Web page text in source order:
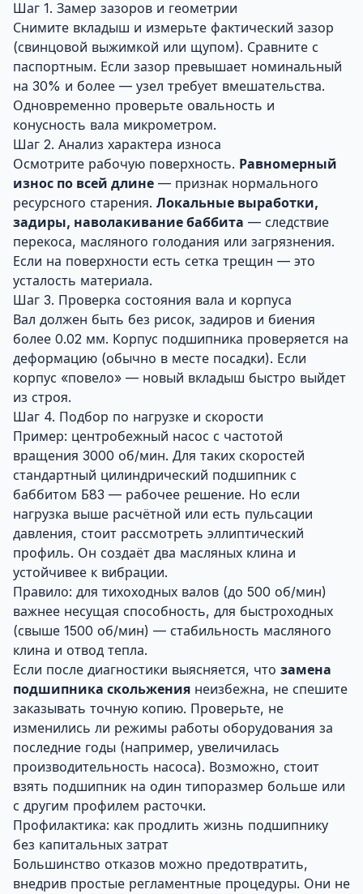
Шаг 1. Замер зазоров и геометрии
Снимите вкладыш и измерьте фактический зазор
(свинцовой выжимкой или щупом). Сравните с
паспортным. Если зазор превышает номинальный
на 30% и более — узел требует вмешательства.
Одновременно проверьте овальность и
конусность вала микрометром.
Шаг 2. Анализ характера износа
Осмотрите рабочую поверхность. Равномерный
износ по всей длине — признак нормального
ресурсного старения. Локальные выработки,
задиры, наволакивание баббита — следствие
перекоса, масляного голодания или загрязнения.
Если на поверхности есть сетка трещин — это
усталость материала.
Шаг 3. Проверка состояния вала и корпуса
Вал должен быть без рисок, задиров и биения
более 0.02 мм. Корпус подшипника проверяется на
деформацию (обычно в месте посадки). Если
корпус «повело» — новый вкладыш быстро выйдет
из строя.
Шаг 4. Подбор по нагрузке и скорости
Пример: центробежный насос с частотой
вращения 3000 об/мин. Для таких скоростей
стандартный цилиндрический подшипник с
баббитом Б83 — рабочее решение. Но если
нагрузка выше расчётной или есть пульсации
давления, стоит рассмотреть эллиптический
профиль. Он создаёт два масляных клина и
устойчивее к вибрации.
Правило: для тихоходных валов (до 500 об/мин)
важнее несущая способность, для быстроходных
(свыше 1500 об/мин) — стабильность масляного
клина и отвод тепла.
Если после диагностики выясняется, что замена
подшипника скольжения неизбежна, не спешите
заказывать точную копию. Проверьте, не
изменились ли режимы работы оборудования за
последние годы (например, увеличилась
производительность насоса). Возможно, стоит
взять подшипник на один типоразмер больше или
с другим профилем расточки.
Профилактика: как продлить жизнь подшипнику
без капитальных затрат
Большинство отказов можно предотвратить,
внедрив простые регламентные процедуры. Они не